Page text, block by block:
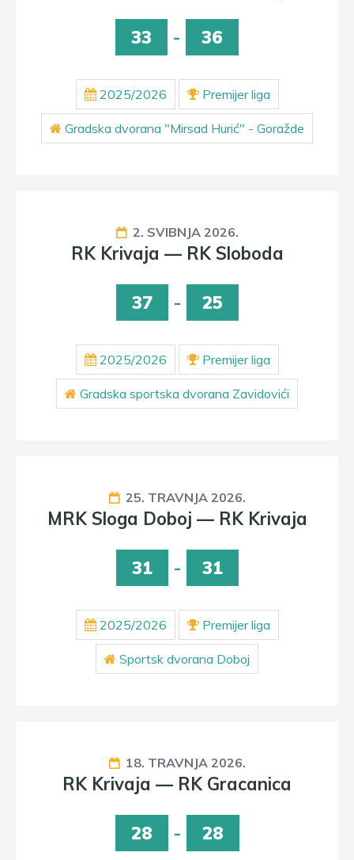
33 - 36
2025/2026 Premijer liga
Gradska dvorana "Mirsad Hurić" - Goražde
2. SVIBNJA 2026.
RK Krivaja — RK Sloboda
37 - 25
2025/2026 Premijer liga
Gradska sportska dvorana Zavidovići
25. TRAVNJA 2026.
MRK Sloga Doboj — RK Krivaja
31 - 31
2025/2026 Premijer liga
Sportsk dvorana Doboj
18. TRAVNJA 2026.
RK Krivaja — RK Gracanica
28 - 28